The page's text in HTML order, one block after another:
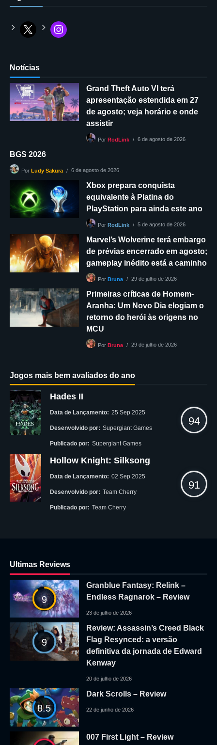
Notícias
Grand Theft Auto VI terá
apresentação estendida em 27
de agosto; veja horário e onde
assistir
Por RodLink 6 de agosto de 2026
BGS 2026
Por Ludy Sakura 6 de agosto de 2026
Xbox prepara conquista
equivalente à Platina do
PlayStation para ainda este ano
Por RodLink 5 de agosto de 2026
Marvel’s Wolverine terá embargo
de prévias encerrado em agosto;
gameplay inédito está a caminho
Por Bruna 29 de julho de 2026
Primeiras críticas de Homem-
Aranha: Um Novo Dia elogiam o
retorno do herói às origens no
MCU
Por Bruna 29 de julho de 2026
Jogos mais bem avaliados do ano
Hades II
Data de Lançamento: 25 Sep 2025
Desenvolvido por: Supergiant Games
Publicado por: Supergiant Games
94
Hollow Knight: Silksong
Data de Lançamento: 02 Sep 2025
Desenvolvido por: Team Cherry
Publicado por: Team Cherry
91
Ultimas Reviews
9
Granblue Fantasy: Relink –
Endless Ragnarok – Review
23 de julho de 2026
9
Review: Assassin’s Creed Black
Flag Resynced: a versão
definitiva da jornada de Edward
Kenway
20 de julho de 2026
8.5
Dark Scrolls – Review
22 de junho de 2026
007 First Light – Review